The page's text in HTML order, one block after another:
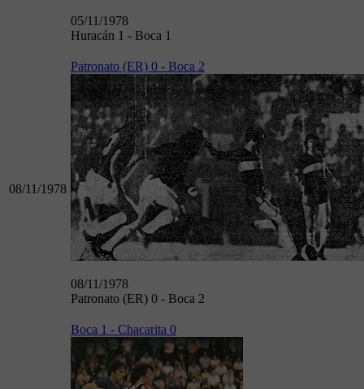
05/11/1978
Huracán 1 - Boca 1
08/11/1978
Patronato (ER) 0 - Boca 2
08/11/1978
Patronato (ER) 0 - Boca 2
Boca 1 - Chacarita 0